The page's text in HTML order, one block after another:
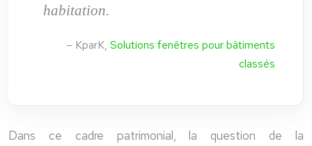
habitation.
– KparK, Solutions fenêtres pour bâtiments
classés
Dans ce cadre patrimonial, la question de la